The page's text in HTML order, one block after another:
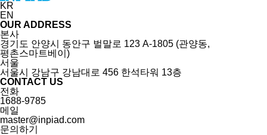
KR
EN
OUR ADDRESS
본사
경기도 안양시 동안구 벌말로 123 A-1805 (관양동,
평촌스마트베이)
서울
서울시 강남구 강남대로 456 한석타워 13층
CONTACT US
전화
1688-9785
메일
master@inpiad.com
문의하기